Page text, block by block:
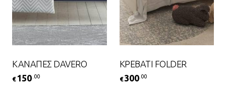
ΚΑΝΑΠΕΣ DAVERO
€ 150 .00
ΚΡΕΒΑΤΙ FOLDER
€ 300 .00